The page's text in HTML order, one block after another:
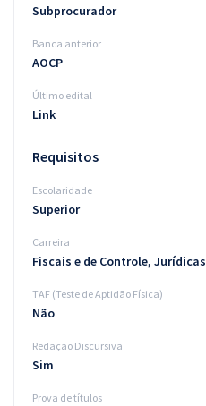
Subprocurador
Banca anterior
AOCP
Último edital
Link
Requisitos
Escolaridade
Superior
Carreira
Fiscais e de Controle, Jurídicas
TAF (Teste de Aptidão Física)
Não
Redação Discursiva
Sim
Prova de títulos